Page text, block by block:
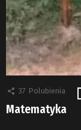
37 Polubienia
Matematyka